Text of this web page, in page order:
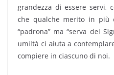
grandezza di essere servi,
che qualche merito in più
“padrona” ma “serva del
umiltà ci aiuta a
compiere in ciascuno di noi.